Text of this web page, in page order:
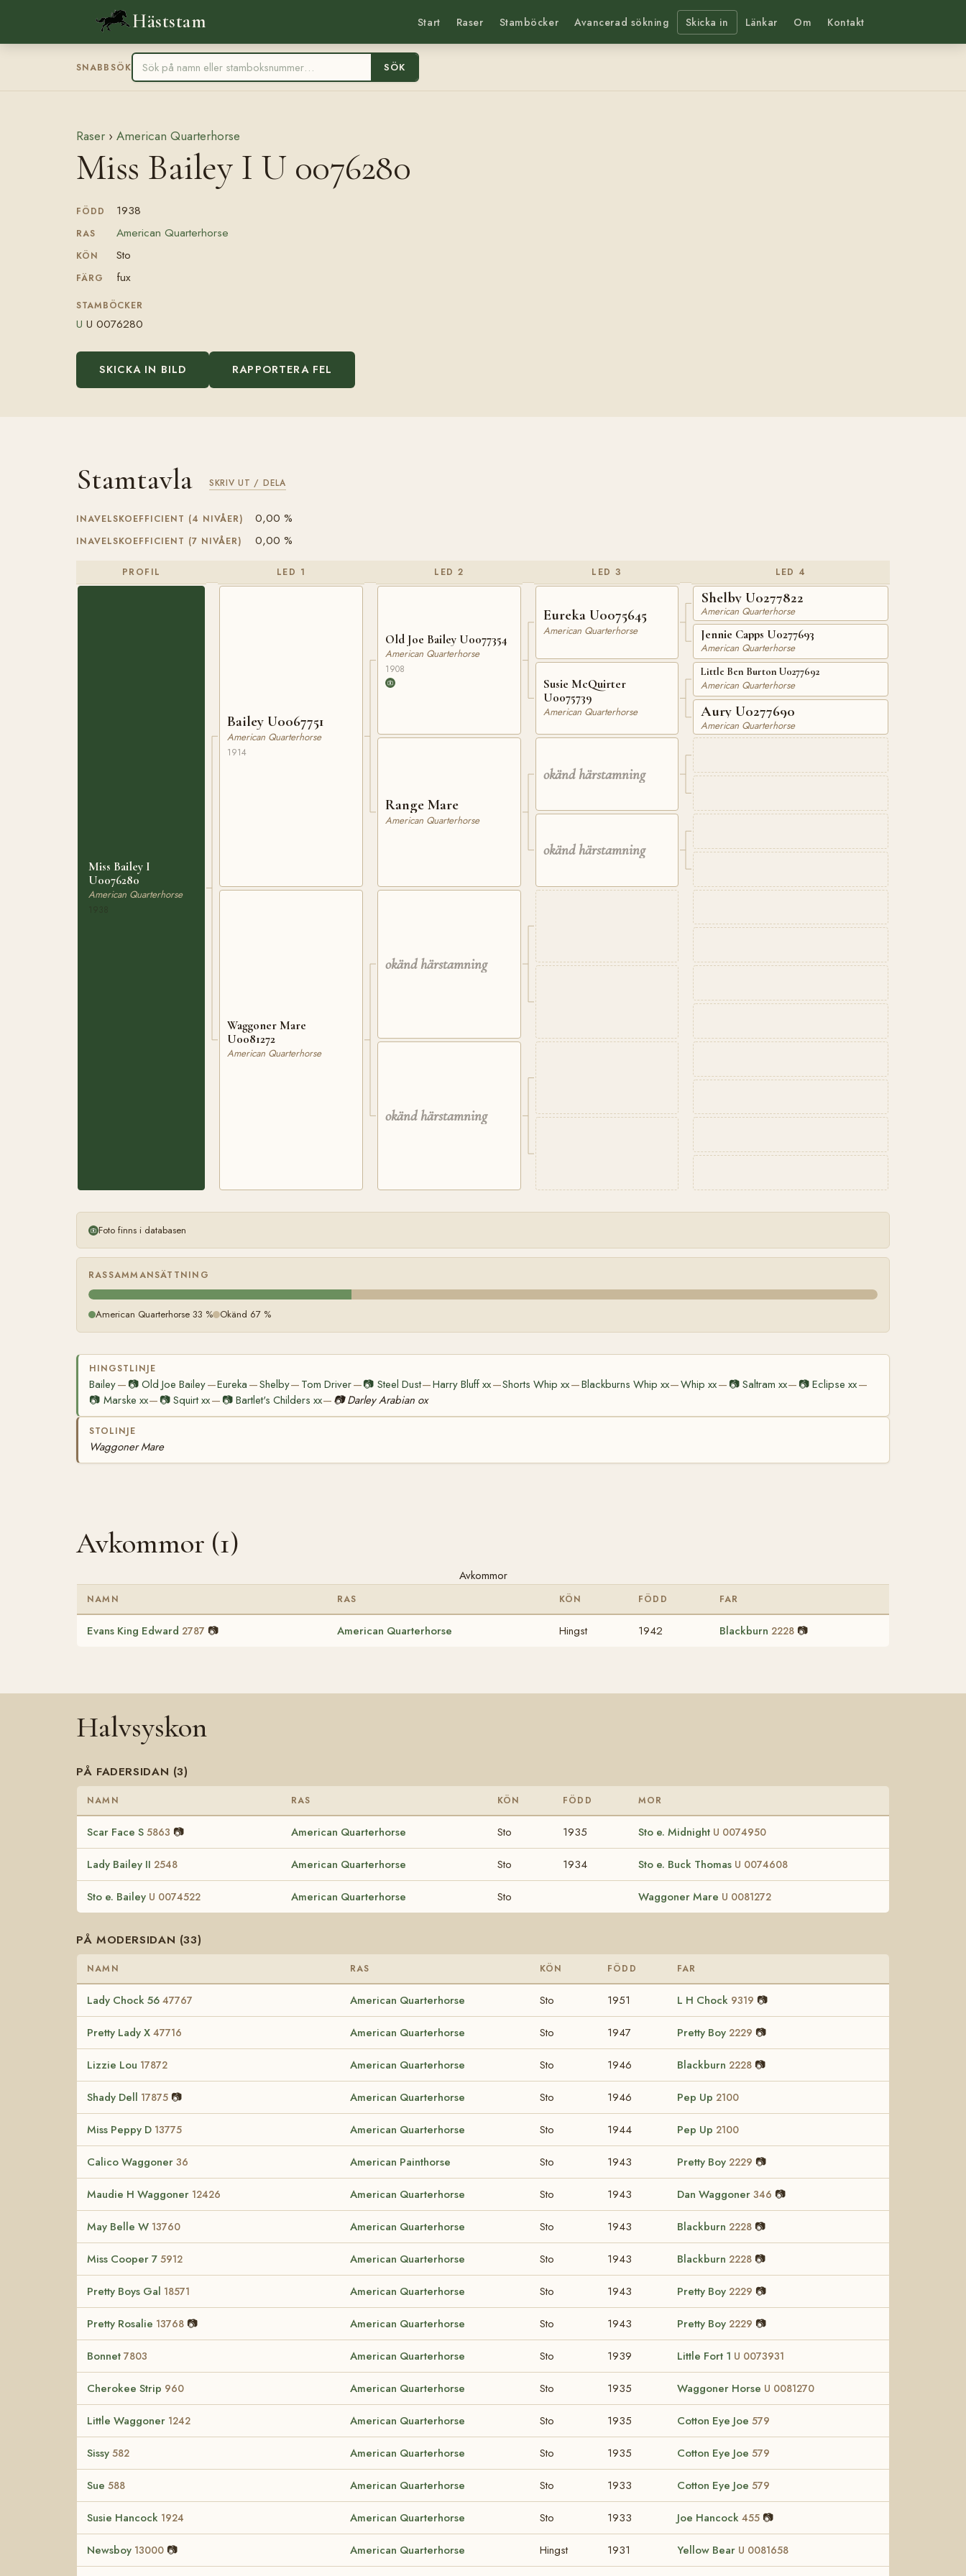
Häststam Start Raser Stamböcker Avancerad sökning Skicka in Länkar Om Kontakt
SNABBSÖK SÖK
Raser › American Quarterhorse
Miss Bailey I U 0076280
FÖDD 1938
RAS American Quarterhorse
KÖN Sto
FÄRG fux
STAMBÖCKER
U U 0076280
SKICKA IN BILD RAPPORTERA FEL
Stamtavla SKRIV UT / DELA
INAVELSKOEFFICIENT (4 NIVÅER) 0,00 %
INAVELSKOEFFICIENT (7 NIVÅER) 0,00 %
PROFIL
Miss Bailey I
U0076280
American Quarterhorse
LED 1
Bailey U0067751
American Quarterhorse
1914
Waggoner Mare
U0081272
American Quarterhorse
LED 2
Old Joe Bailey U0077354
American Quarterhorse
1908
Range Mare
American Quarterhorse
okänd härstamning
okänd härstamning
LED 3
Eureka U0075645
American Quarterhorse
Susie McQuirter
U0075739
American Quarterhorse
okänd härstamning
okänd härstamning
LED 4
Shelby U0277822
American Quarterhorse
Jennie Capps U0277693
American Quarterhorse
Little Ben Burton U0277692
American Quarterhorse
Aury U0277690
American Quarterhorse
Foto finns i databasen
RASSAMMANSÄTTNING
American Quarterhorse 33 % Okänd 67 %
HINGSTLINJE
Bailey— 📷Old Joe Bailey—Eureka —Shelby— Tom Driver—📷 Steel Dust—Harry Bluff xx—Shorts Whip xx—Blackburns Whip xx—Whip xx— 📷 Saltram xx— 📷 Eclipse xx—
📷 Marske xx— 📷Squirt xx— 📷 Bartlet's Childers xx— 📷 Darley Arabian ox
STOLINJE
Waggoner Mare
Avkommor (1)
Avkommor
NAMN RAS KÖN FÖDD FAR
Evans King Edward 2787 📷 American Quarterhorse Hingst 1942 Blackburn 2228 📷
Halvsyskon
PÅ FADERSIDAN (3)
NAMN RAS KÖN FÖDD MOR
Scar Face S 5863 📷 American Quarterhorse Sto 1935 Sto e. Midnight U 0074950
Lady Bailey II 2548 American Quarterhorse Sto 1934 Sto e. Buck Thomas U 0074608
Sto e. Bailey U 0074522 American Quarterhorse Sto Waggoner Mare U 0081272
PÅ MODERSIDAN (33)
NAMN RAS KÖN FÖDD FAR
Lady Chock 56 47767 American Quarterhorse Sto 1951 L H Chock 9319 📷
Pretty Lady X 47716 American Quarterhorse Sto 1947 Pretty Boy 2229 📷
Lizzie Lou 17872 American Quarterhorse Sto 1946 Blackburn 2228 📷
Shady Dell 17875 📷 American Quarterhorse Sto 1946 Pep Up 2100
Miss Peppy D 13775 American Quarterhorse Sto 1944 Pep Up 2100
Calico Waggoner 36 American Painthorse Sto 1943 Pretty Boy 2229 📷
Maudie H Waggoner 12426 American Quarterhorse Sto 1943 Dan Waggoner 346 📷
May Belle W 13760 American Quarterhorse Sto 1943 Blackburn 2228 📷
Miss Cooper 7 5912 American Quarterhorse Sto 1943 Blackburn 2228 📷
Pretty Boys Gal 18571 American Quarterhorse Sto 1943 Pretty Boy 2229 📷
Pretty Rosalie 13768 📷 American Quarterhorse Sto 1943 Pretty Boy 2229 📷
Bonnet 7803 American Quarterhorse Sto 1939 Little Fort 1 U 0073931
Cherokee Strip 960 American Quarterhorse Sto 1935 Waggoner Horse U 0081270
Little Waggoner 1242 American Quarterhorse Sto 1935 Cotton Eye Joe 579
Sissy 582 American Quarterhorse Sto 1935 Cotton Eye Joe 579
Sue 588 American Quarterhorse Sto 1933 Cotton Eye Joe 579
Susie Hancock 1924 American Quarterhorse Sto 1933 Joe Hancock 455 📷
Newsboy 13000 📷 American Quarterhorse Hingst 1931 Yellow Bear U 0081658